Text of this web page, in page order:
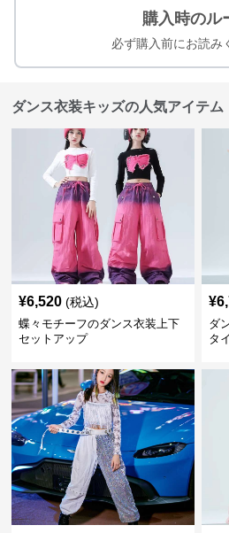
購入時のル
必ず購入前にお読み
ダンス衣装キッズの人気アイテム
¥6,520 (税込)
蝶々モチーフのダンス衣装上下
セットアップ
¥
ダ
タ